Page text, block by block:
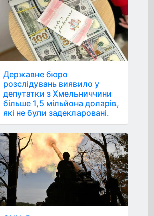
Державне бюро
розслідувань виявило у
депутатки з Хмельниччини
більше 1,5 мільйона доларів,
які не були задекларовані.